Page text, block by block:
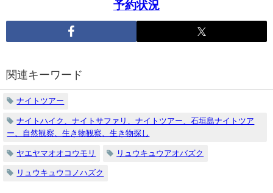
予約状況
関連キーワード
ナイトツアー
ナイトハイク、ナイトサファリ、ナイトツアー、石垣島ナイトツア
ー、自然観察、生き物観察、生き物探し
ヤエヤマオオコウモリ リュウキュウアオバズク
リュウキュウコノハズク